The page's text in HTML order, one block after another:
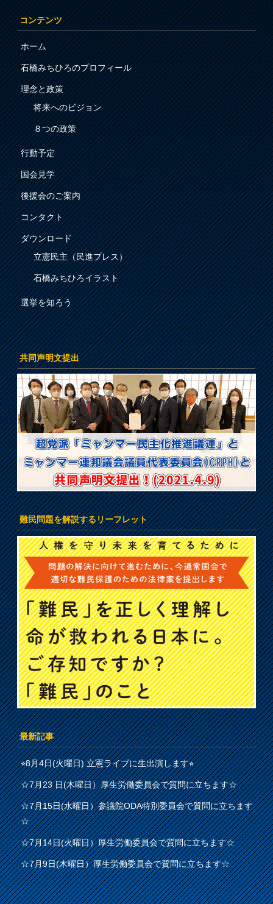
コンテンツ
ホーム
石橋みちひろのプロフィール
理念と政策
将来へのビジョン
８つの政策
行動予定
国会見学
後援会のご案内
コンタクト
ダウンロード
立憲民主（民進プレス）
石橋みちひろイラスト
選挙を知ろう
共同声明文提出
難民問題を解説するリーフレット
最新記事
⭐︎8月4日(火曜日) 立憲ライブに生出演します⭐︎
☆7月23 日(木曜日）厚生労働委員会で質問に立ちます☆
☆7月15日(水曜日）参議院ODA特別委員会で質問に立ちます
☆
☆7月14日(火曜日）厚生労働委員会で質問に立ちます☆
☆7月9日(木曜日）厚生労働委員会で質問に立ちます☆